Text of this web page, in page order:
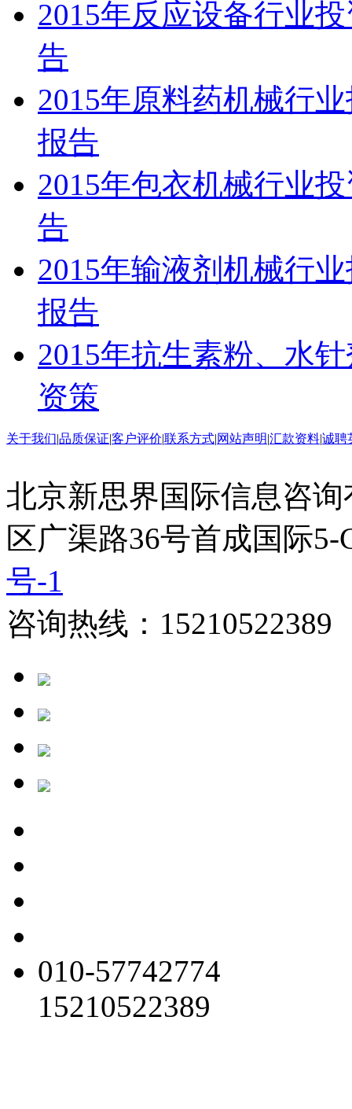
2015年反应设备行业
告
2015年原料药机械行
报告
2015年包衣机械行业
告
2015年输液剂机械行
报告
2015年抗生素粉、水
资策
关于我们|品质保证|客户评价|联系方式|网站声明|汇款资料|诚聘
北京新思界国际信息咨
区广渠路36号首成国际
号-1
咨询热线：
010-57742774
15210522389